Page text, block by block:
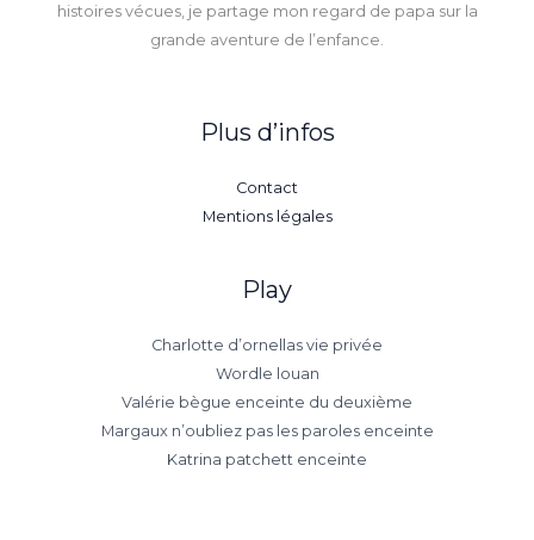
histoires vécues, je partage mon regard de papa sur la
grande aventure de l’enfance.
Plus d’infos
Contact
Mentions légales
Play
Charlotte d’ornellas vie privée
Wordle louan
Valérie bègue enceinte du deuxième
Margaux n’oubliez pas les paroles enceinte
Katrina patchett enceinte